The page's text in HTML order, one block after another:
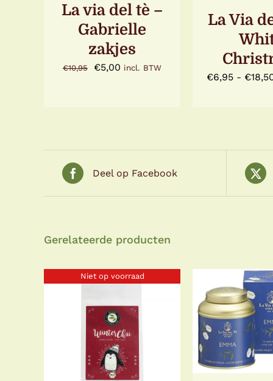
La via del tè –
Gabrielle
zakjes
€10,95
Oorspronkelijke
€5,00 Huidige
incl. BTW
KAN
OP
DE
La Via
€6,95 - €
Deel op Facebook
Gerelateerde producten
Niet op voorraad
Gewaardeerd
5.00uit 5
DETAILS
OPTIES
DIT
HEEFT